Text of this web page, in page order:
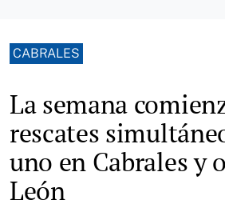
CABRALES
La semana
rescates
uno en Cabrales y
León